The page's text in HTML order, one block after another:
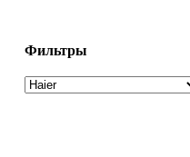
Фильтры